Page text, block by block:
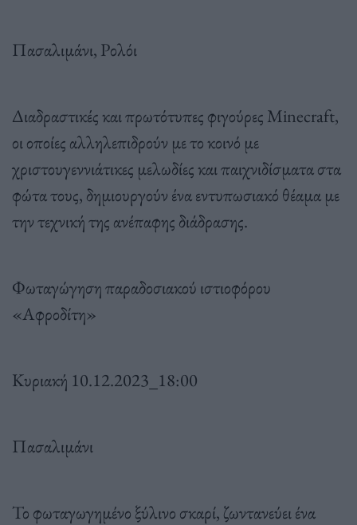
Πασαλιμάνι, Ρολόι
Διαδραστικές και πρωτότυπες φιγούρες Minecraft,
οι οποίες αλληλεπιδρούν με το κοινό με
χριστουγεννιάτικες μελωδίες και παιχνιδίσματα στα
φώτα τους, δημιουργούν ένα εντυπωσιακό θέαμα με
την τεχνική της ανέπαφης διάδρασης.
Φωταγώγηση παραδοσιακού ιστιοφόρου
«Αφροδίτη»
Κυριακή 10.12.2023_18:00
Πασαλιμάνι
Το φωταγωγημένο ξύλινο σκαρί, ζωντανεύει ένα